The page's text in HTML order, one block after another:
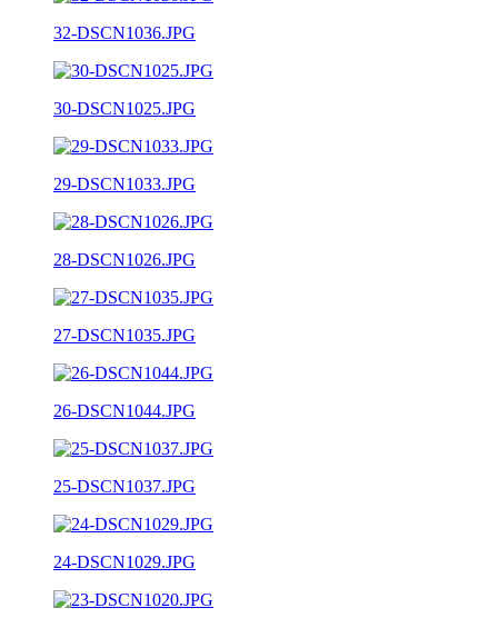
32-DSCN1036.JPG
30-DSCN1025.JPG
29-DSCN1033.JPG
28-DSCN1026.JPG
27-DSCN1035.JPG
26-DSCN1044.JPG
25-DSCN1037.JPG
24-DSCN1029.JPG